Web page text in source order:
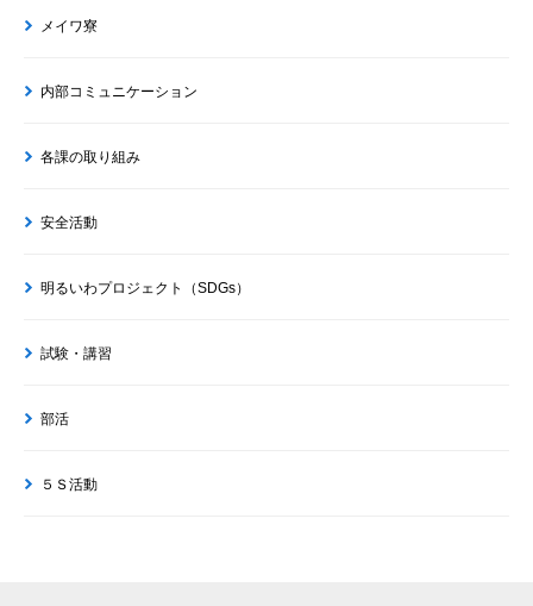
メイワ寮
内部コミュニケーション
各課の取り組み
安全活動
明るいわプロジェクト（SDGs）
試験・講習
部活
５Ｓ活動